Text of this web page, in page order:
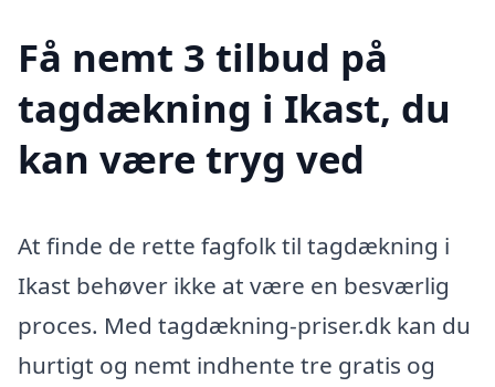
Få nemt 3 tilbud på
tagdækning i Ikast, du
kan være tryg ved
At finde de rette fagfolk til tagdækning i
Ikast behøver ikke at være en besværlig
proces. Med tagdækning-priser.dk kan du
hurtigt og nemt indhente tre gratis og